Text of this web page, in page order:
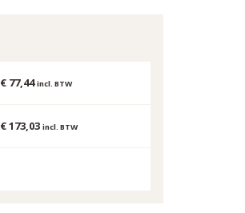
€ 77,44incl. BTW
€ 173,03incl. BTW